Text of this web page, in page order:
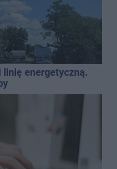
energetyczną.